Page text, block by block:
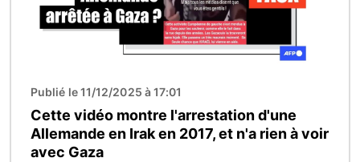
Publié le 11/12/2025 à 17:01
Cette vidéo montre l'arrestation d'une
Allemande en Irak en 2017, et n'a rien à voir
avec Gaza